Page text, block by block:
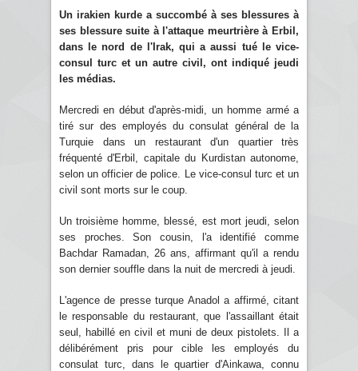
Un irakien kurde a succombé à ses blessures à
ses blessure suite à l'attaque meurtrière à Erbil,
dans le nord de l'Irak, qui a aussi tué le vice-
consul turc et un autre civil, ont indiqué jeudi
les médias.
Mercredi en début d'après-midi, un homme armé a
tiré sur des employés du consulat général de la
Turquie dans un restaurant d'un quartier très
fréquenté d'Erbil, capitale du Kurdistan autonome,
selon un officier de police. Le vice-consul turc et un
civil sont morts sur le coup.
Un troisième homme, blessé, est mort jeudi, selon
ses proches. Son cousin, l'a identifié comme
Bachdar Ramadan, 26 ans, affirmant qu'il a rendu
son dernier souffle dans la nuit de mercredi à jeudi.
L'agence de presse turque Anadol a affirmé, citant
le responsable du restaurant, que l'assaillant était
seul, habillé en civil et muni de deux pistolets. Il a
délibérément pris pour cible les employés du
consulat turc, dans le quartier d'Ainkawa, connu